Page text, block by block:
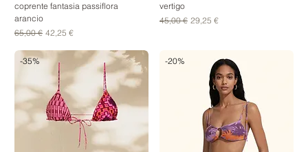
coprente fantasia passiflora
arancio
Prezzo regolare
65,00 € Prezzo scontato
42,25 €
vertigo
Prezzo regolare
45,00 € Prezzo scontato
29,25 €
-35% -20%